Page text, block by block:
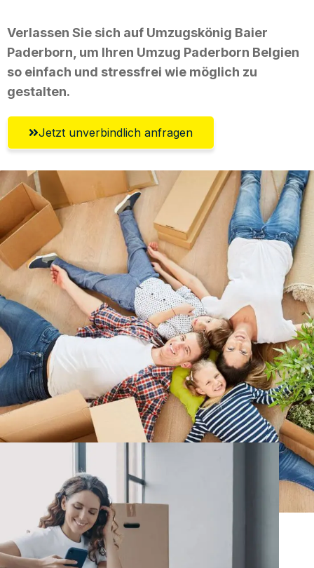
Verlassen Sie sich auf Umzugskönig Baier
Paderborn, um Ihren Umzug Paderborn Belgien
so einfach und stressfrei wie möglich zu
gestalten.
Jetzt unverbindlich anfragen